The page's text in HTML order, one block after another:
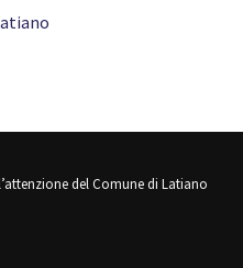
del Comune di Latiano